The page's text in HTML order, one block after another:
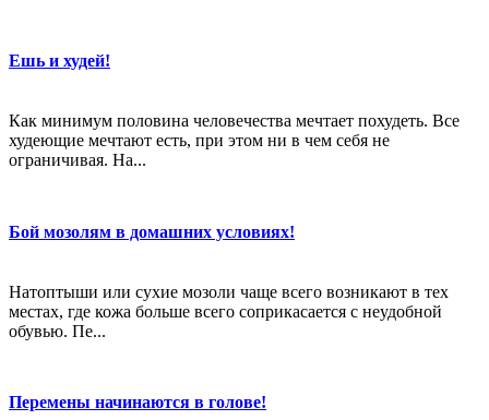
Ешь и худей!
Как минимум половина человечества мечтает похудеть. Все
худеющие мечтают есть, при этом ни в чем себя не
ограничивая. На...
Бой мозолям в домашних условиях!
Натоптыши или сухие мозоли чаще всего возникают в тех
местах, где кожа больше всего соприкасается с неудобной
обувью. Пе...
Перемены начинаются в голове!